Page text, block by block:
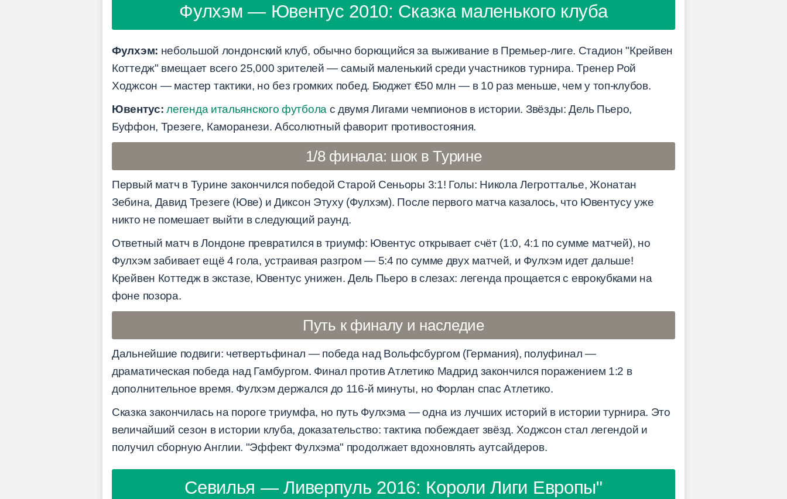
Фулхэм — Ювентус 2010: Сказка маленького клуба
Фулхэм: небольшой лондонский клуб, обычно борющийся за выживание в Премьер-лиге. Стадион "Крейвен
Коттедж" вмещает всего 25,000 зрителей — самый маленький среди участников турнира. Тренер Рой
Ходжсон — мастер тактики, но без громких побед. Бюджет €50 млн — в 10 раз меньше, чем у топ-клубов.
Ювентус: легенда итальянского футбола с двумя Лигами чемпионов в истории. Звёзды: Дель Пьеро,
Буффон, Трезеге, Каморанези. Абсолютный фаворит противостояния.
1/8 финала: шок в Турине
Первый матч в Турине закончился победой Старой Сеньоры 3:1! Голы: Никола Легротталье, Жонатан
Зебина, Давид Трезеге (Юве) и Диксон Этуху (Фулхэм). После первого матча казалось, что Ювентусу уже
никто не помешает выйти в следующий раунд.
Ответный матч в Лондоне превратился в триумф: Ювентус открывает счёт (1:0, 4:1 по сумме матчей), но
Фулхэм забивает ещё 4 гола, устраивая разгром — 5:4 по сумме двух матчей, и Фулхэм идет дальше!
Крейвен Коттедж в экстазе, Ювентус унижен. Дель Пьеро в слезах: легенда прощается с еврокубками на
фоне позора.
Путь к финалу и наследие
Дальнейшие подвиги: четвертьфинал — победа над Вольфсбургом (Германия), полуфинал —
драматическая победа над Гамбургом. Финал против Атлетико Мадрид закончился поражением 1:2 в
дополнительное время. Фулхэм держался до 116-й минуты, но Форлан спас Атлетико.
Сказка закончилась на пороге триумфа, но путь Фулхэма — одна из лучших историй в истории турнира. Это
величайший сезон в истории клуба, доказательство: тактика побеждает звёзд. Ходжсон стал легендой и
получил сборную Англии. "Эффект Фулхэма" продолжает вдохновлять аутсайдеров.
Севилья — Ливерпуль 2016: Короли Лиги Европы"